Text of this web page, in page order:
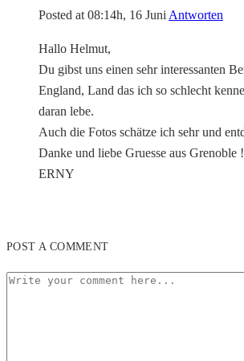
Posted at 08:14h, 16 Juni Antworten
Hallo Helmut,
Du gibst uns einen sehr interessanten
England, Land das ich so schlecht
daran lebe.
Auch die Fotos schätze ich sehr und
Danke und liebe Gruesse aus Grenoble !
ERNY
POST A COMMENT